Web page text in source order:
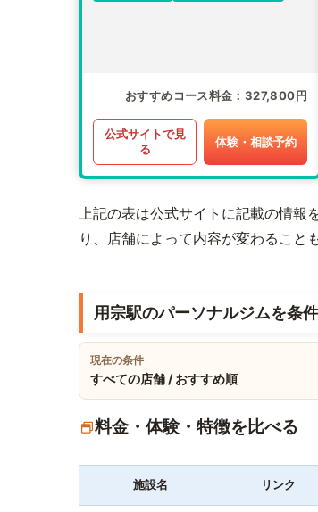
おすすめコース料金 327,800円
公式サイトで見
る
体験・相談予約
上記の表は公式サイトに記載の情報
り、店舗によって内容が変わること
用宗駅のパーソナルジムを条
現在の条件
すべての店舗 / おすすめ順
料金・体験・特徴を比べる
施設名 リンク